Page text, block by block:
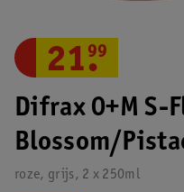
Difrax 0+M S-
Blossom/
roze, grijs, 2 x 250ml
21.
99